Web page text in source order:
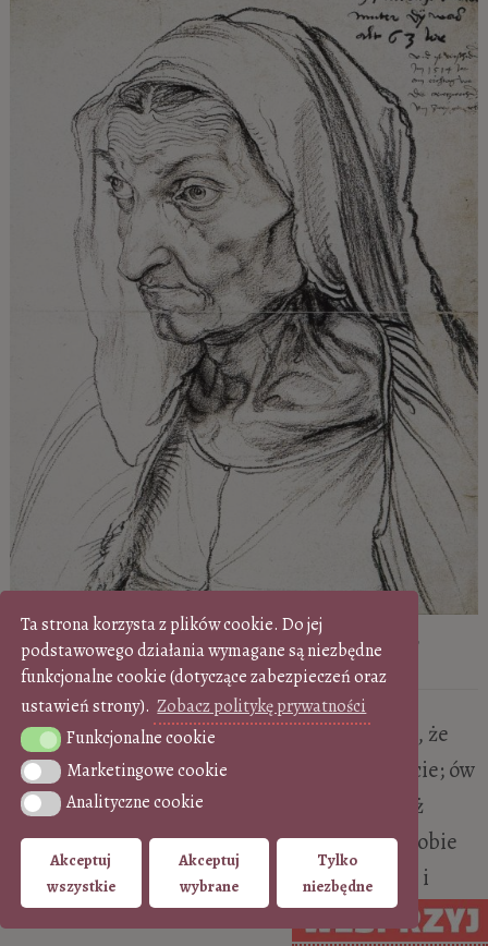
Ta strona korzysta z plików cookie. Do jej
podstawowego działania wymagane są niezbędne
funkcjonalne cookie (dotyczące zabezpieczeń oraz
ustawień strony). Zobacz politykę prywatności
Funkcjonalne cookie
Funkcjonalne cookie
Marketingowe cookie
Marketingowe cookie
Analityczne cookie
Analityczne cookie
Akceptuj
wszystkie
Akceptuj
wybrane
Tylko
niezbędne
Albrecht Dürer,Portret matki w wieku 63 lat
| 1514,
Kupferstichkabinett Berlin
Wiadomo, że łączyła ich ogromna więź, pisał, że
kochała go bardziej niż kogokolwiek na świecie; ów
portret starej kobiety, o oczach widzących już
zapewne zaświaty i wychudłym ciele sam w sobie
jest poezją ciszy, poematem na cześć starości i
hymnem o miłości w jednym.